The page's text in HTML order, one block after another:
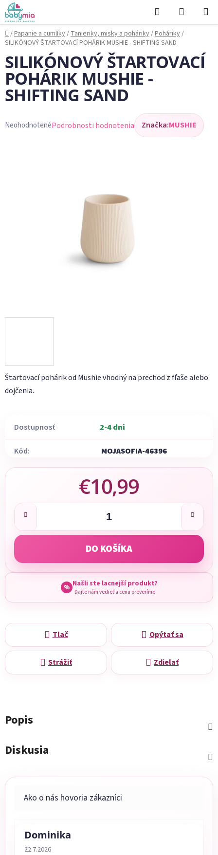
Prejsť
na
obsah
Hľadať
KOŠÍK
Domov
/Papanie a cumlíky/Tanieriky, misky a poháriky/Poháriky/
SILIKÓNOVÝ ŠTARTOVACÍ POHÁRIK MUSHIE - SHIFTING SAND
Štartovací pohárik od Mushie vhodný na prechod z fľaše alebo
dojčenia.
Dostupnosť 2-4 dni
Kód: MOJASOFIA-46396
€10,99
Jednotková cena:
DO KOŠÍKA
% Našli ste lacnejší produkt?
Dajte nám vedieť a cenu preveríme
Tlač Opýtať sa
Strážiť Zdieľať
SILIKÓNOVÝ ŠTARTOVACÍ
POHÁRIK MUSHIE -
SHIFTING SAND
Priemerné
NeohodnotenéPodrobnosti hodnotenia Značka:MUSHIE
Popis
Diskusia
Dominika
Hodnotenie obchodu je 5 z 5 hviezdičiek.
22.7.2026